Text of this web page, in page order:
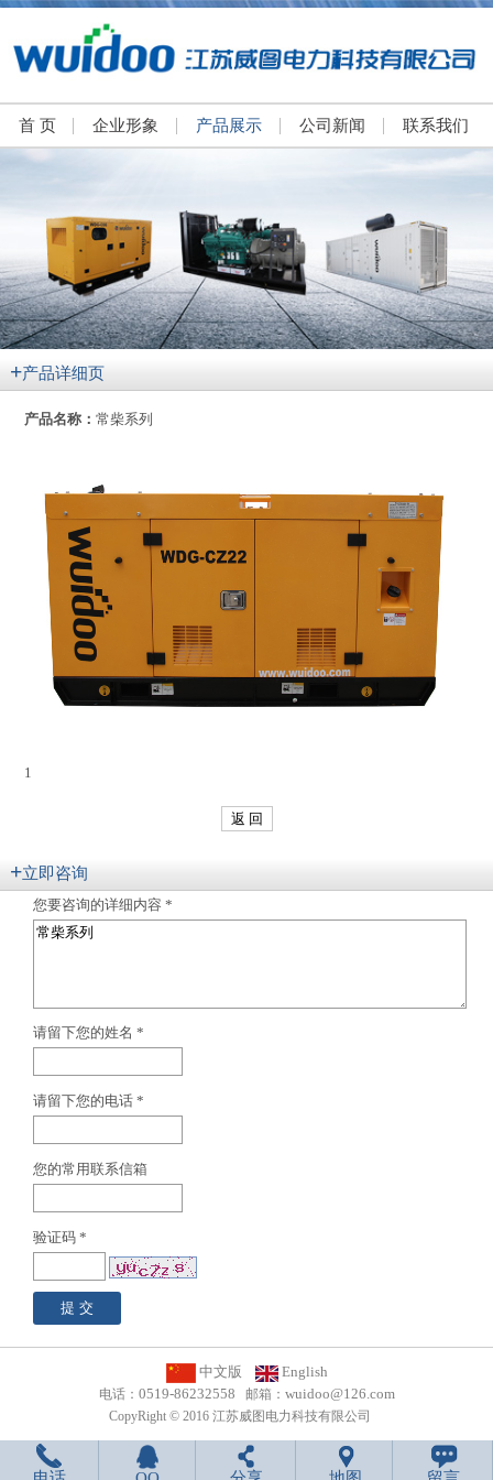
首 页 企业形象 产品展示 公司新闻 联系我们
+产品详细页
产品名称：常柴系列
1
返 回
+立即咨询
您要咨询的详细内容 *
请留下您的姓名 *
请留下您的电话 *
您的常用联系信箱
验证码 *
中文版 English
电话： 0519-86232558 邮箱： wuidoo@126.com
CopyRight © 2016 江苏威图电力科技有限公司